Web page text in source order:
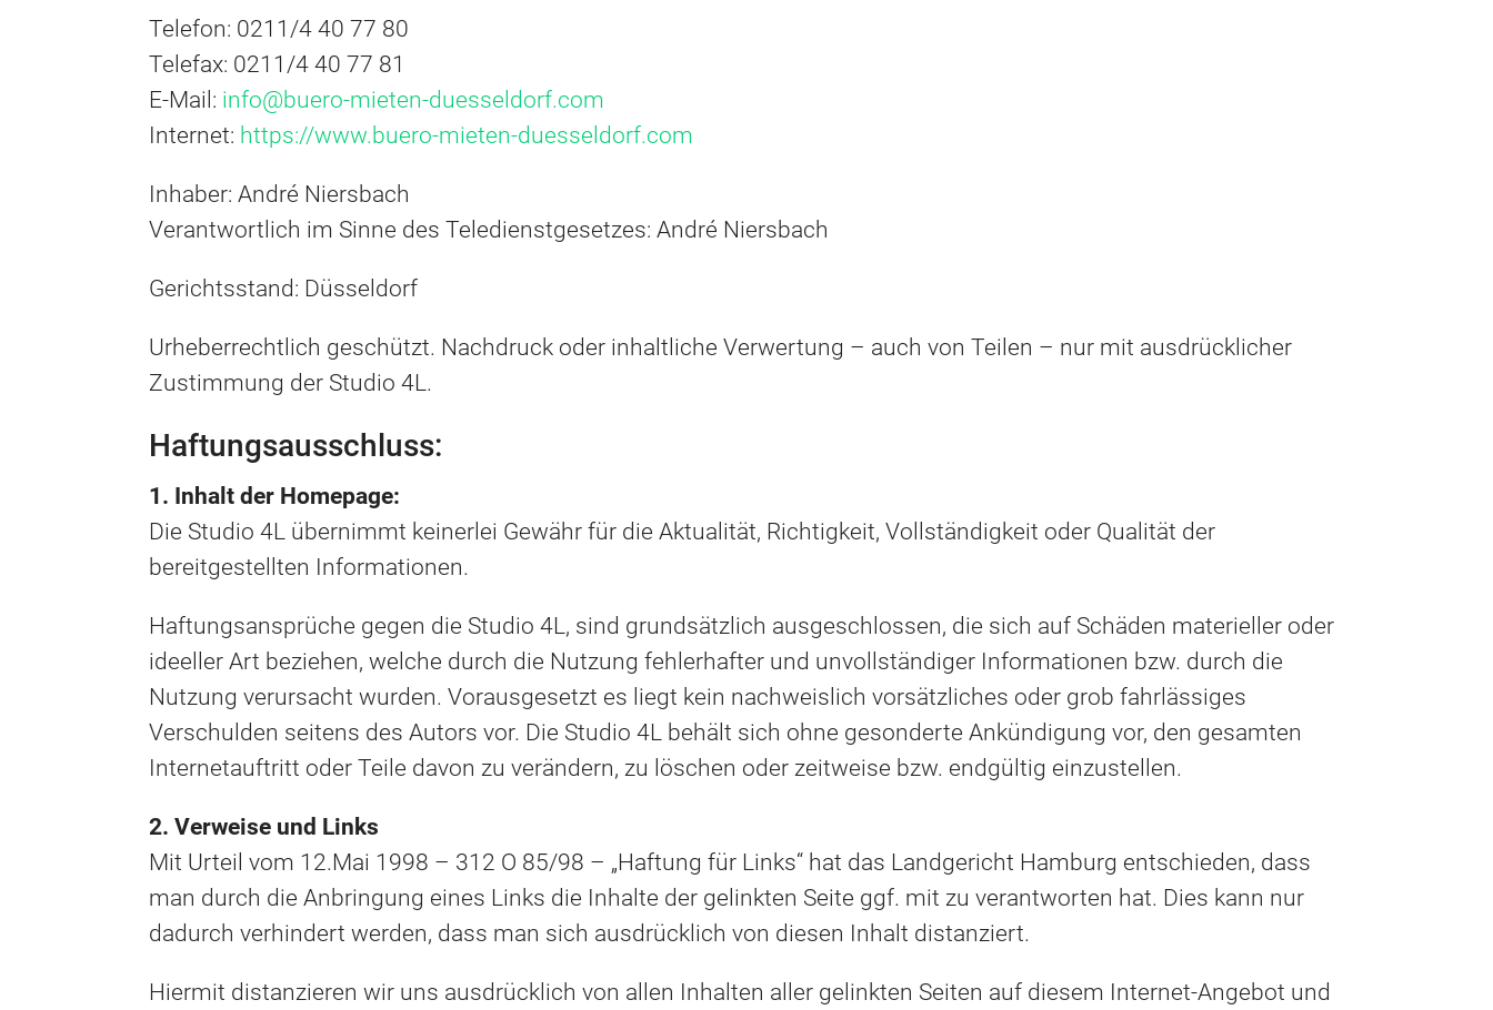
Telefon: 0211/4 40 77 80
Telefax: 0211/4 40 77 81
E-Mail: info@buero-mieten-duesseldorf.com
Internet: https://www.buero-mieten-duesseldorf.com
Inhaber: André Niersbach
Verantwortlich im Sinne des Teledienstgesetzes: André Niersbach
Gerichtsstand: Düsseldorf
Urheberrechtlich geschützt. Nachdruck oder inhaltliche Verwertung – auch von Teilen – nur mit ausdrücklicher
Zustimmung der Studio 4L.
Haftungsausschluss:
1. Inhalt der Homepage:
Die Studio 4L übernimmt keinerlei Gewähr für die Aktualität, Richtigkeit, Vollständigkeit oder Qualität der
bereitgestellten Informationen.
Haftungsansprüche gegen die Studio 4L, sind grundsätzlich ausgeschlossen, die sich auf Schäden materieller oder
ideeller Art beziehen, welche durch die Nutzung fehlerhafter und unvollständiger Informationen bzw. durch die
Nutzung verursacht wurden. Vorausgesetzt es liegt kein nachweislich vorsätzliches oder grob fahrlässiges
Verschulden seitens des Autors vor. Die Studio 4L behält sich ohne gesonderte Ankündigung vor, den gesamten
Internetauftritt oder Teile davon zu verändern, zu löschen oder zeitweise bzw. endgültig einzustellen.
2. Verweise und Links
Mit Urteil vom 12.Mai 1998 – 312 O 85/98 – „Haftung für Links“ hat das Landgericht Hamburg entschieden, dass
man durch die Anbringung eines Links die Inhalte der gelinkten Seite ggf. mit zu verantworten hat. Dies kann nur
dadurch verhindert werden, dass man sich ausdrücklich von diesen Inhalt distanziert.
Hiermit distanzieren wir uns ausdrücklich von allen Inhalten aller gelinkten Seiten auf diesem Internet-Angebot und